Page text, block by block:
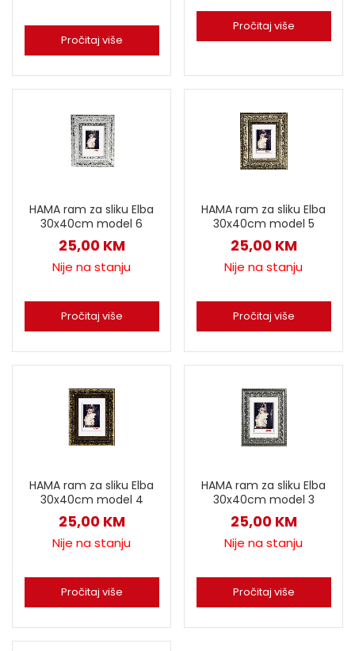
Pročitaj više
Pročitaj više
HAMA ram za sliku Elba
30x40cm model 6
25,00 KM
Nije na stanju
Pročitaj više
HAMA ram za sliku Elba
30x40cm model 5
25,00 KM
Nije na stanju
Pročitaj više
HAMA ram za sliku Elba
30x40cm model 4
25,00 KM
Nije na stanju
Pročitaj više
HAMA ram za sliku Elba
30x40cm model 3
25,00 KM
Nije na stanju
Pročitaj više